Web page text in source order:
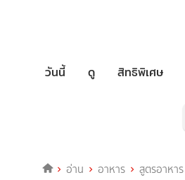
วันนี้ ดู สิทธิพิเศษ
อ่าน อาหาร สูตรอาหาร